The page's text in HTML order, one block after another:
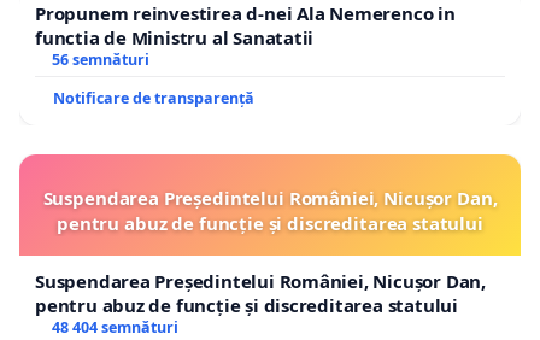
Propunem reinvestirea d-nei Ala Nemerenco in
functia de Ministru al Sanatatii
56 semnături
Notificare de transparență
Suspendarea Președintelui României, Nicușor Dan,
pentru abuz de funcție și discreditarea statului
Suspendarea Președintelui României, Nicușor Dan,
pentru abuz de funcție și discreditarea statului
48 404 semnături